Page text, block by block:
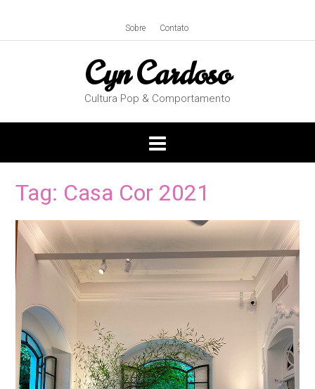
content
Sobre Contato
Cyn Cardoso
Cultura Pop & Comportamento
Tag: Casa Cor 2021